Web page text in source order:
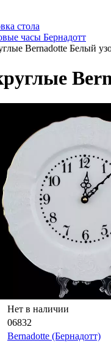
стола
часы Бернадотт
Bernadotte Белый
Нет в наличии
06832
Bernadotte (Бернадотт)